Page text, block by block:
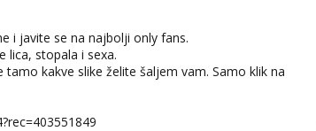
i javite se na najbolji only fans.
lica, stopala i sexa.
tamo kakve slike želite šaljem vam. Samo klik na